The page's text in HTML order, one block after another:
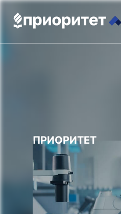
ПРИОРИТЕТ